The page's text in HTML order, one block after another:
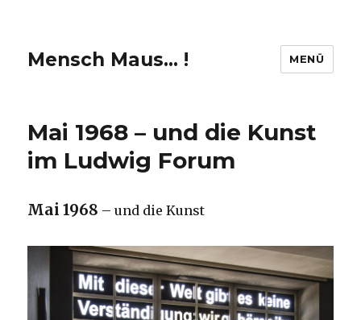
Mensch Maus… ! MENÜ
Mai 1968 – und die Kunst
im Ludwig Forum
Mai 1968 – und die Kunst